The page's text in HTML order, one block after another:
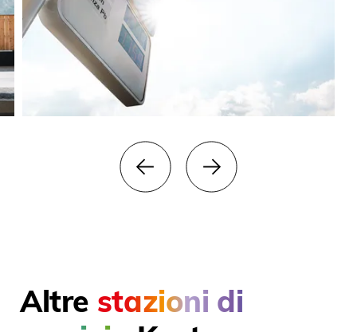
Altre stazioni di